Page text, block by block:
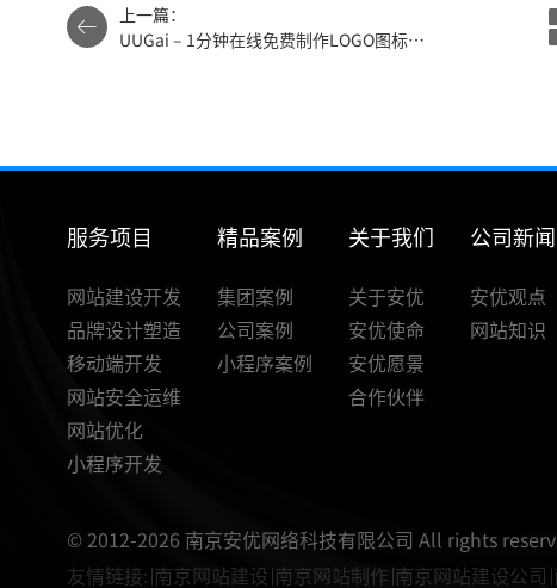
上一篇：
UUGai – 1分钟在线免费制作LOGO图标
服务项目
网站建设开发
品牌设计塑造
移动端开发
网站安全运维
网站优化
小程序开发
精品案例
集团案例
公司案例
小程序案例
关于我们
关于安优
安优使命
安优愿景
合作伙伴
公司新闻
安优观点
网站知识
© 2012-2026 南京安优网络科技有限公司 All rights
友情链接: 南京网站建设 南京网站制作 南京网站建设公司